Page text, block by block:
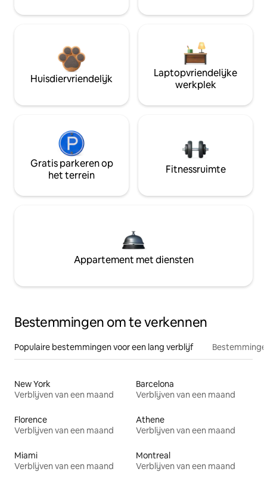
Huisdiervriendelijk
Laptopvriendelijke
werkplek
Gratis parkeren op
het terrein
Fitnessruimte
Appartement met diensten
Bestemmingen om te verkennen
Populaire bestemmingen voor een lang verblijf
New York
Verblijven van een maand
Barcelona
Verblijven van een maand
Florence
Verblijven van een maand
Athene
Verblijven van een maand
Miami
Verblijven van een maand
Montreal
Verblijven van een maand